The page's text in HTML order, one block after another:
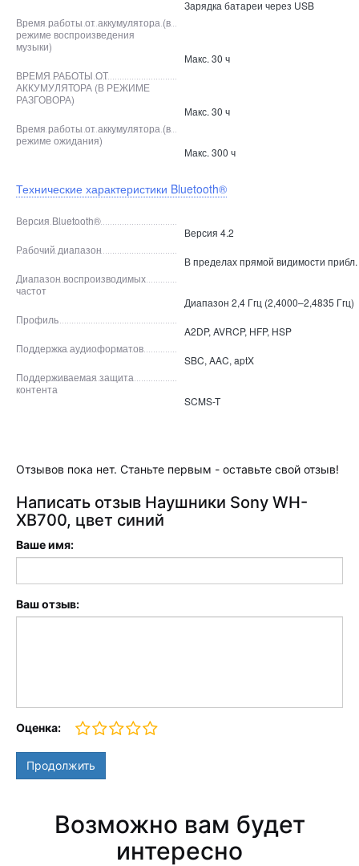
Зарядка батареи через USB
Время работы от аккумулятора (в
режиме воспроизведения
музыки)
Макс. 30 ч
ВРЕМЯ РАБОТЫ ОТ
АККУМУЛЯТОРА (В РЕЖИМЕ
РАЗГОВОРА)
Макс. 30 ч
Время работы от аккумулятора (в
режиме ожидания)
Макс. 300 ч
Технические характеристики Bluetooth®
Версия Bluetooth®
Версия 4.2
Рабочий диапазон
В пределах прямой видимости
Диапазон воспроизводимых
частот
Диапазон 2,4 Ггц (2,4000–2,4835 Ггц)
Профиль
A2DP, AVRCP, HFP, HSP
Поддержка аудиоформатов
SBC, AAC, aptX
Поддерживаемая защита
контента
SCMS-T
Отзывов пока нет. Станьте первым - оставьте свой отзыв!
Написать отзыв Наушники Sony WH-
XB700, цвет синий
Ваше имя:
Ваш отзыв:
Оценка:
Продолжить
Возможно вам будет
интересно